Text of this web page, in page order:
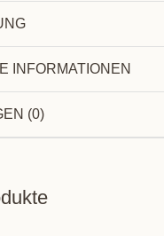
INFORMATIONEN
(0)